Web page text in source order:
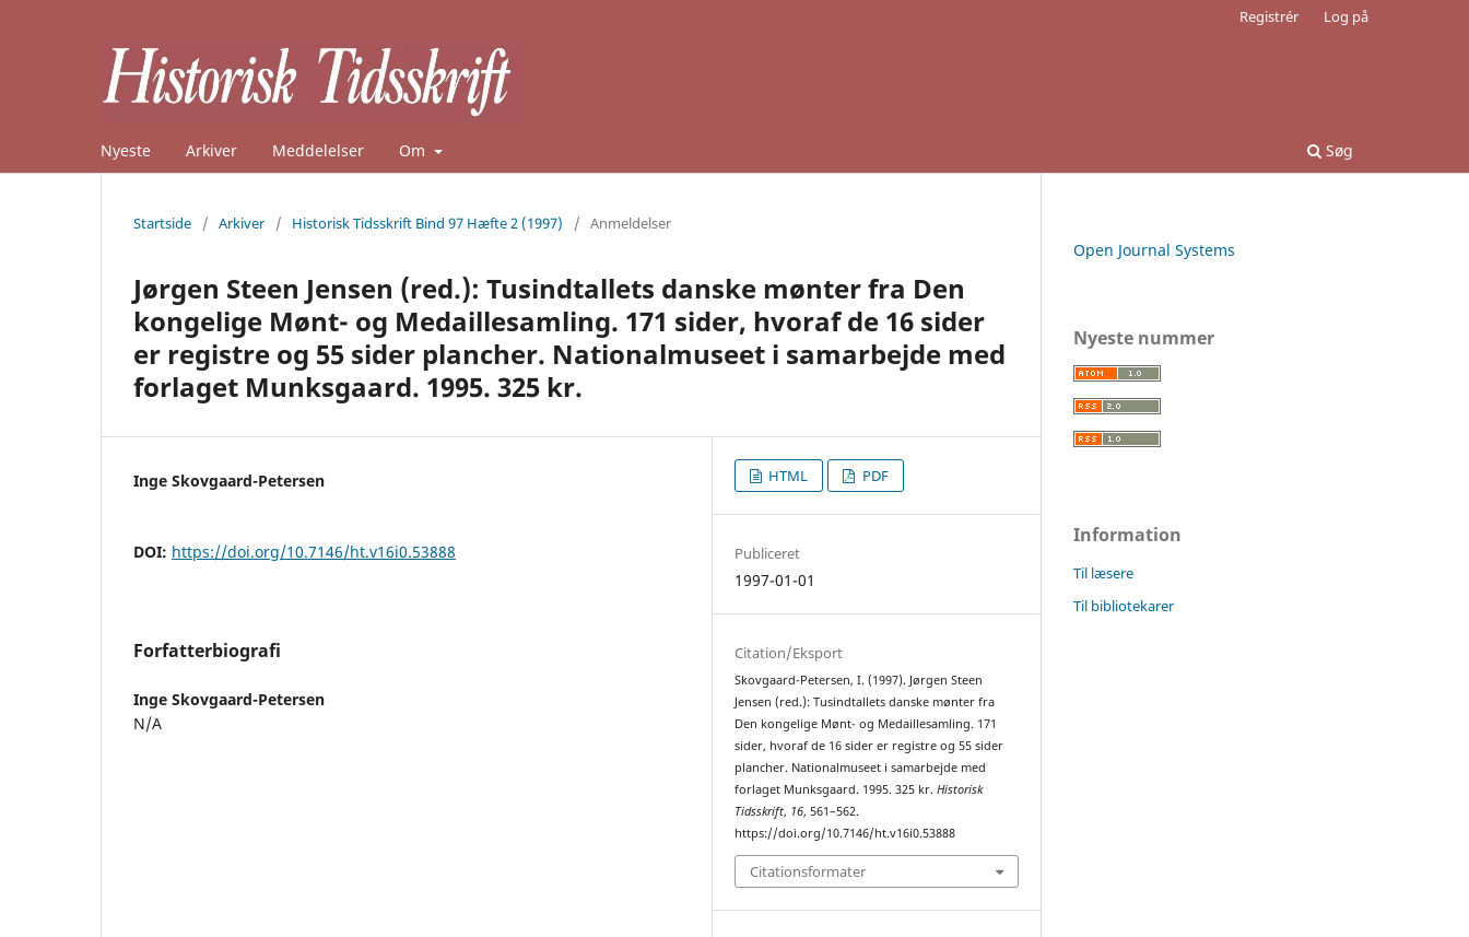
Nyeste Arkiver Meddelelser Om Søg
Registrér Log på
Startside / Arkiver / Historisk Tidsskrift Bind 97 Hæfte 2 (1997) / Anmeldelser
Jørgen Steen Jensen (red.): Tusindtallets danske mønter fra Den
kongelige Mønt- og Medaillesamling. 171 sider, hvoraf de 16 sider
er registre og 55 sider plancher. Nationalmuseet i samarbejde med
forlaget Munksgaard. 1995. 325 kr.
Inge Skovgaard-Petersen
DOI: https://doi.org/10.7146/ht.v16i0.53888
Forfatterbiografi
Inge Skovgaard-Petersen
N/A
HTML PDF
Publiceret
1997-01-01
Citation/Eksport
Skovgaard-Petersen, I. (1997). Jørgen Steen
Jensen (red.): Tusindtallets danske mønter fra
Den kongelige Mønt- og Medaillesamling. 171
sider, hvoraf de 16 sider er registre og 55 sider
plancher. Nationalmuseet i samarbejde med
forlaget Munksgaard. 1995. 325 kr.Historisk
Tidsskrift, 16, 561–562.
https://doi.org/10.7146/ht.v16i0.53888
Citationsformater
Open Journal Systems
Nyeste nummer
Information
Til læsere
Til bibliotekarer